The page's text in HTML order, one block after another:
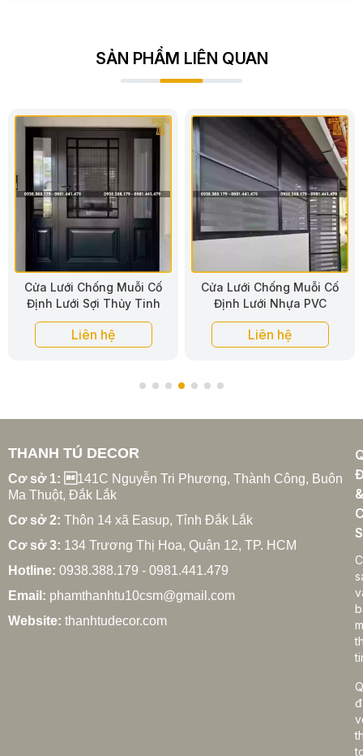
SẢN PHẨM LIÊN QUAN
Cửa Lưới Chống Muỗi Cố
Định Lưới Nhựa PVC
Liên hệ
Cửa Lưới Chống Muỗi Cố
Định Cho Cửa Sổ
Liên hệ
THANH TÚ DECOR
Cơ sở 1: 141C Nguyễn Tri Phương, Thành Công, Buôn
Ma Thuột, Đắk Lắk
Cơ sở 2: Thôn 14 xã Easup, Tỉnh Đắk Lắk
Cơ sở 3: 134 Trương Thị Hoa, Quận 12, TP. HCM
Hotline: 0938.388.179 - 0981.441.479
Email: phamthanhtu10csm@gmail.com
Website: thanhtudecor.com
&